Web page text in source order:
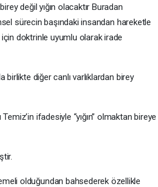
değil yığın olacaktır Buradan
sürecin başındaki insandan hareketle
doktrinle uyumlu olarak irade
birlikte diğer canlı varlıklardan birey
ifadesiyle “yığın” olmaktan bireye
olduğundan bahsederek özellikle